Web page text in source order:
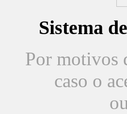
Sistema
Por motivos
caso o